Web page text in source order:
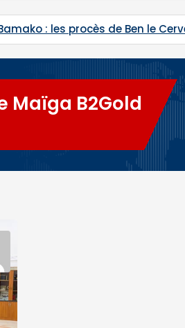
du Commandant
Maïga B2Gold